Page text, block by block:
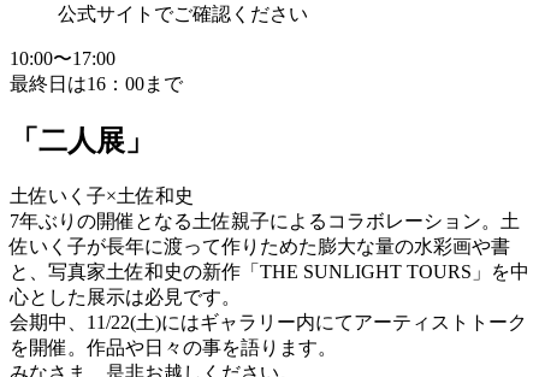
公式サイトでご確認ください
10:00〜17:00
最終日は16：00まで
「二人展」
土佐いく子×土佐和史
7年ぶりの開催となる土佐親子によるコラボレーション。土
佐いく子が長年に渡って作りためた膨大な量の水彩画や書
と、写真家土佐和史の新作「THE SUNLIGHT TOURS」を中
心とした展示は必見です。
会期中、11/22(土)にはギャラリー内にてアーティストトーク
を開催。作品や日々の事を語ります。
みなさま、是非お越しください。